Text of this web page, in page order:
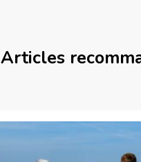
Articles